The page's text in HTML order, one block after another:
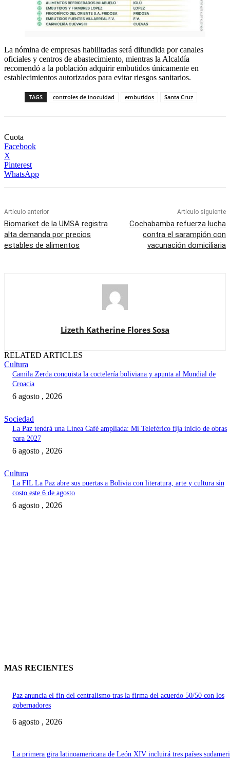
La nómina de empresas habilitadas será difundida por canales
oficiales y centros de abastecimiento, mientras la Alcaldía
recomendó a la población adquirir embutidos únicamente en
establecimientos autorizados para evitar riesgos sanitarios.
TAGS controles de inocuidad embutidos Santa Cruz
Cuota
Facebook
X
Pinterest
WhatsApp
Artículo anterior
Biomarket de la UMSA registra
alta demanda por precios
estables de alimentos
Artículo siguiente
Cochabamba refuerza lucha
contra el sarampión con
vacunación domiciliaria
Lizeth Katherine Flores Sosa
RELATED ARTICLES
Cultura
Camila Zerda conquista la coctelería boliviana y apunta al Mundial de
Croacia
6 agosto , 2026
Sociedad
La Paz tendrá una Línea Café ampliada: Mi Teleférico fija inicio de obras
para 2027
6 agosto , 2026
Cultura
La FIL La Paz abre sus puertas a Bolivia con literatura, arte y cultura sin
costo este 6 de agosto
6 agosto , 2026
MAS RECIENTES
Paz anuncia el fin del centralismo tras la firma del acuerdo 50/50 con los
gobernadores
6 agosto , 2026
La primera gira latinoamericana de León XIV incluirá tres países